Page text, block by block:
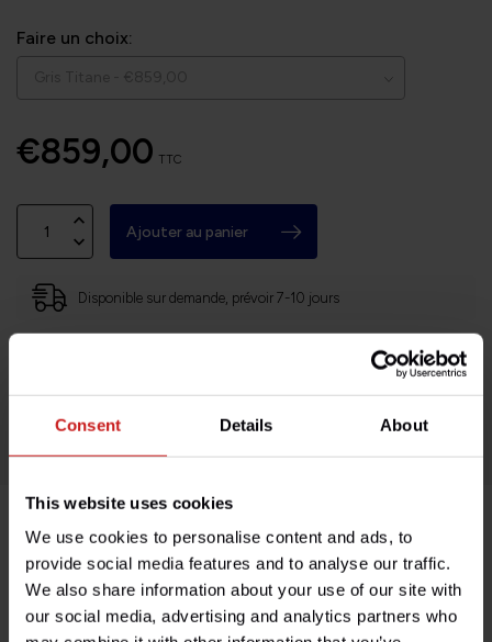
Consent Details About
This website uses cookies
We use cookies to personalise content and ads, to
provide social media features and to analyse our traffic.
We also share information about your use of our site with
our social media, advertising and analytics partners who
Faire un choix:
€859,00 TTC
Ajouter au panier
Disponible sur demande, prévoir 7-10 jours
Retours faciles et sans histoires
Des milliers de clients satisfaits!
Description du produit
Spécifications